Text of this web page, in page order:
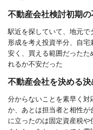
不動産会社検討初期
駅近を探していて、地元
形成を考え投資半分、自
安く、買える範囲だったた
れるか不安だった
不動産会社を決める
分からないことを素早く
か、あとは担当者と相性
に立ったのは固定資産税